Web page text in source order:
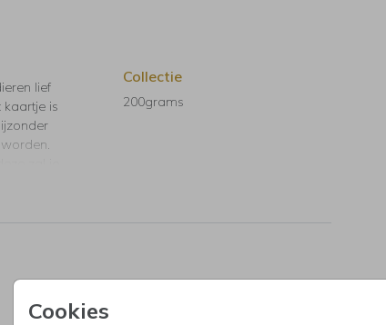
Cookies
lief
is
Collectie
200grams